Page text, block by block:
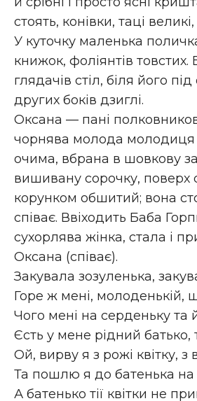
стоять, конівки, таці великі,
У куточку маленька
книжок, фоліянтів
глядачів стіл, біля його
других боків дзиглі.
Оксана — пані
чорнява молода молодиця
очима, вбрана в шовкову
вишивану сорочку, поверх
корунком обшитий; вона
співає. Ввіходить Баба
сухорлява жінка, стала і
Оксана (співає).
Закувала зозуленька,
Горе ж мені, молоденькій,
Чого мені на серденьку та
Єсть у мене рідний батько,
Ой, вирву я з рожі квітку, з
Та пошлю я до батенька на
А батенько тії квітки не